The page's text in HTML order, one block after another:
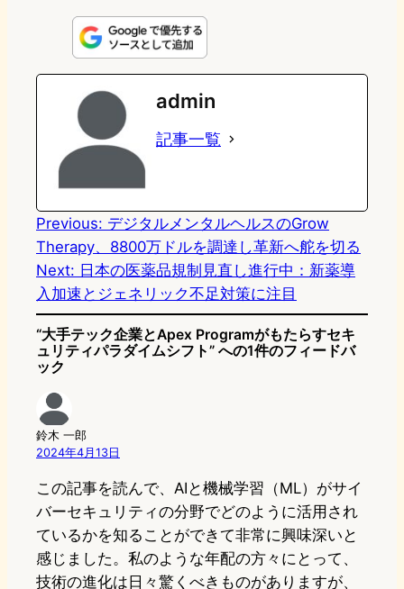
n
e
s
t
o
d
n
u
e
s
k
e
k
e
admin
記事一覧
Previous: デジタルメンタルヘルスのGrow
Therapy、8800万ドルを調達し革新へ舵を切る
Next: 日本の医薬品規制見直し進行中：新薬導
入加速とジェネリック不足対策に注目
“大手テック企業とApex Programがもたらすセキ
ュリティパラダイムシフト” への1件のフィードバ
ック
鈴木 一郎
2024年4月13日
この記事を読んで、AIと機械学習（ML）がサイ
バーセキュリティの分野でどのように活用され
ているかを知ることができて非常に興味深いと
感じました。私のような年配の方々にとって、
技術の進化は日々驚くべきものがありますが、